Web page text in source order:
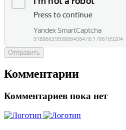
Отправить
Комментарии
Комментариев пока нет